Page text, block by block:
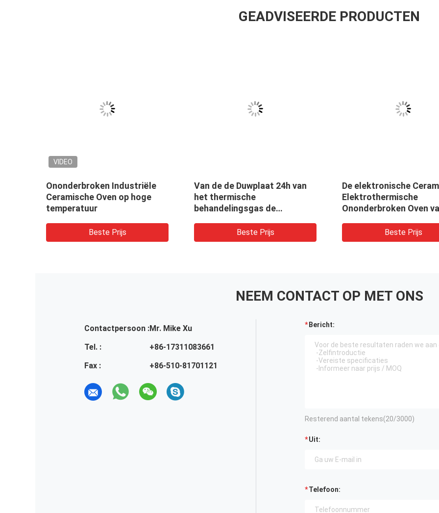
GEADVISEERDE PRODUCTEN
VIDEO
Ononderbroken Industriële
Ceramische Oven op hoge
temperatuur
Beste Prijs
Van de de Duwplaat 24h van
het thermische
behandelingsgas de
Beste Prijs
De elektronische
Elektrothermische
Ononderbroken Oven
Beste Prijs
NEEM CONTACT OP MET ONS
Contactpersoon :Mr. Mike Xu
Tel. :
+86-17311083661
Fax :
+86-510-81701121
Bericht:
Resterend aantal tekens(20/3000)
Uit:
Telefoon: